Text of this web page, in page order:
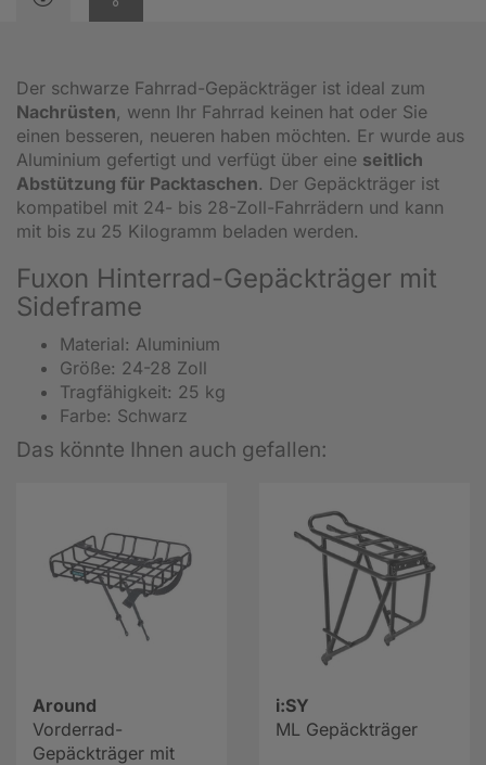
Der schwarze Fahrrad-Gepäckträger ist ideal zum
Nachrüsten, wenn Ihr Fahrrad keinen hat oder Sie
einen besseren, neueren haben möchten. Er wurde aus
Aluminium gefertigt und verfügt über eine seitlich
Abstützung für Packtaschen. Der Gepäckträger ist
kompatibel mit 24- bis 28-Zoll-Fahrrädern und kann
mit bis zu 25 Kilogramm beladen werden.
Fuxon Hinterrad-Gepäckträger mit
Sideframe
Material: Aluminium
Größe: 24-28 Zoll
Tragfähigkeit: 25 kg
Farbe: Schwarz
Das könnte Ihnen auch gefallen:
Around
Vorderrad-
Gepäckträger mit
i:SY
ML Gepäckträger